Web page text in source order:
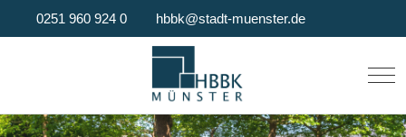
0251 960 924 0 hbbk@stadt-muenster.de